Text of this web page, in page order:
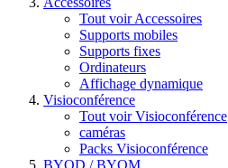
Tout voir Accessoires
Supports mobiles
Supports fixes
Ordinateurs
Affichage dynamique
Visioconférence
Tout voir Visioconférence
caméras
Packs Visioconférence
BYOD / BYOM